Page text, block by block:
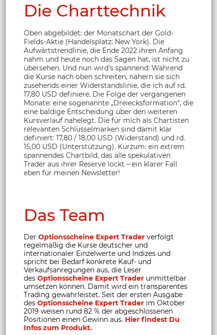
Die Charttechnik
Oben abgebildet: der Monatschart der Gold-
Fields-Aktie (Handelsplatz: New York). Die
Aufwärtstrendlinie, die Ende 2022 ihren Anfang
nahm und heute noch das Sagen hat, ist nicht zu
übersehen. Und nun wird’s spannend: Während
die Kurse nach oben schreiten, nähern sie sich
zusehends einer Widerstandslinie, die ich auf rd.
17,80 USD definiere. Die Folge der vergangenen
Monate: eine sogenannte „Dreiecksformation“, die
eine baldige Entscheidung über den weiteren
Kursverlauf nahelegt. Die für mich als Chartisten
relevanten Schlüsselmarken sind damit klar
definiert: 17,80 / 18,00 USD (Widerstand) und rd.
15,00 USD (Unterstützung). Kurzum: ein extrem
spannendes Chartbild, das alle spekulativen
Trader aus ihrer Reserve lockt – ein klarer Fall
eben für meinen Newsletter!
Das Team
Der Optionsscheine Expert Trader verfolgt
regelmäßig die Kurse deutscher und
internationaler Einzelwerte und Indizes und
spricht bei Bedarf konkrete Kauf- und
Verkaufsanregungen aus, die Leser
des Optionsscheine Expert Trader unmittelbar
umsetzen können. Damit wird ein transparentes
Trading gewährleistet. Seit der ersten Ausgabe
des Optionsscheine Expert Trader im Oktober
2019 weisen rund 82 % der abgeschlossenen
Positionen einen Gewinn aus. Hier findest Du
Infos zum Produkt.